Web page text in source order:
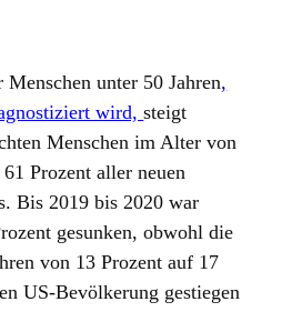
Menschen unter 50 Jahren,
wird,steigt
Menschen im Alter von
Prozent aller neuen
Bis 2019 bis 2020 war
gesunken, obwohl die
von 13 Prozent auf 17
US-Bevölkerung gestiegen